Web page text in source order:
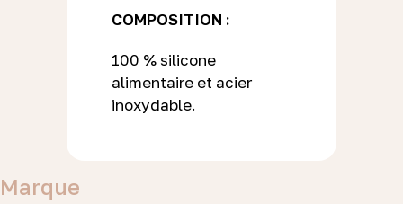
COMPOSITION :
100 % silicone
alimentaire et acier
inoxydable.
Marque